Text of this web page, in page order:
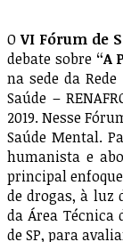
OVI Fórum de
debate sobre “A
na sede da
Saúde –
2019. Nesse
Saúde Mental.
humanista e
principal
de drogas, à luz
da Área Técnica
de SP, para